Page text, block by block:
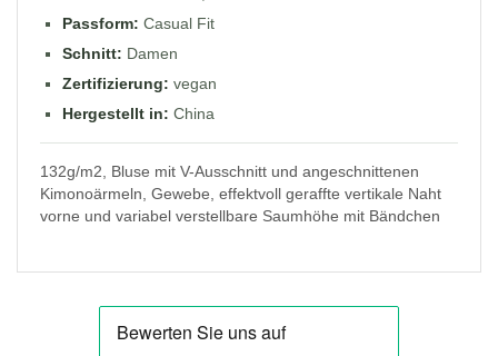
Passform: Casual Fit
Schnitt: Damen
Zertifizierung: vegan
Hergestellt in: China
132g/m2, Bluse mit V-Ausschnitt und angeschnittenen
Kimonoärmeln, Gewebe, effektvoll geraffte vertikale Naht
vorne und variabel verstellbare Saumhöhe mit Bändchen